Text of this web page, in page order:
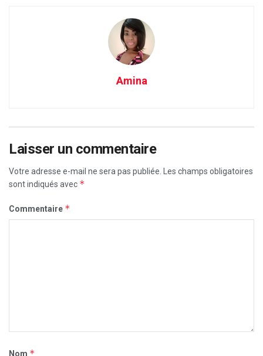
Amina
Laisser un commentaire
Votre adresse e-mail ne sera pas publiée.
Les champs obligatoires
sont indiqués avec *
Commentaire *
Nom *